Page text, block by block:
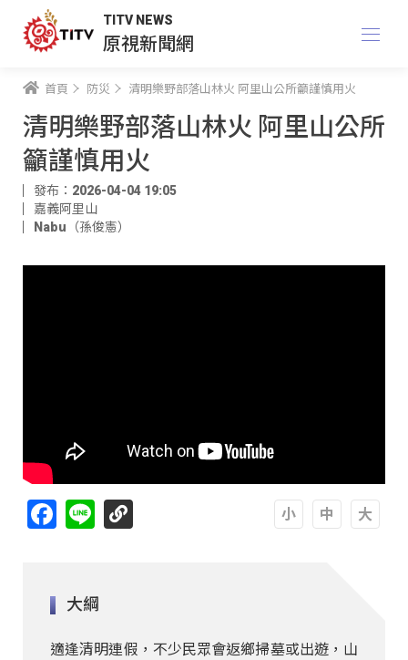
TITV NEWS
原視新聞網
首頁 防災 清明樂野部落山林火 阿里山公所籲謹慎用火
清明樂野部落山林火 阿里山公所
籲謹慎用火
發布：2026-04-04 19:05
嘉義阿里山
Nabu（孫俊憲）
Facebook
Line
大綱
適逢清明連假，不少民眾會返鄉掃墓或出遊，山